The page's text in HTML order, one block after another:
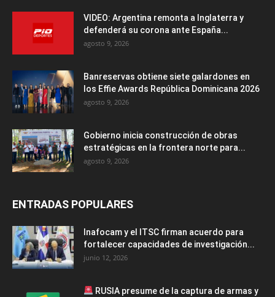
VIDEO: Argentina remonta a Inglaterra y
defenderá su corona ante España...
agosto 9, 2026
Banreservas obtiene siete galardones en
los Effie Awards República Dominicana 2026
agosto 9, 2026
Gobierno inicia construcción de obras
estratégicas en la frontera norte para...
agosto 9, 2026
ENTRADAS POPULARES
Inafocam y el ITSC firman acuerdo para
fortalecer capacidades de investigación...
junio 12, 2026
RUSIA presume de la captura de armas y